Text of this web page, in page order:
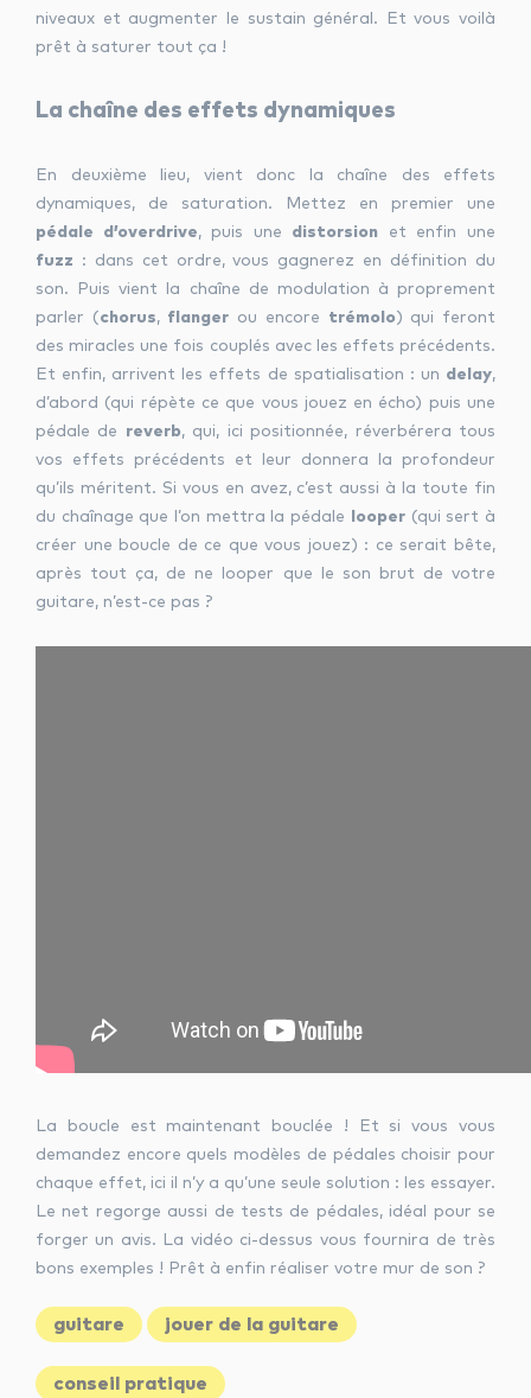
niveaux et augmenter le sustain général. Et vous voilà
prêt à saturer tout ça !
La chaîne des effets dynamiques
En deuxième lieu, vient donc la chaîne des effets
dynamiques, de saturation. Mettez en premier une
pédale d’overdrive, puis une distorsion et enfin une
fuzz : dans cet ordre, vous gagnerez en définition du
son. Puis vient la chaîne de modulation à proprement
parler (chorus, flanger ou encore trémolo) qui feront
des miracles une fois couplés avec les effets précédents.
Et enfin, arrivent les effets de spatialisation : un delay,
d’abord (qui répète ce que vous jouez en écho) puis une
pédale de reverb, qui, ici positionnée, réverbérera tous
vos effets précédents et leur donnera la profondeur
qu’ils méritent. Si vous en avez, c’est aussi à la toute fin
du chaînage que l’on mettra la pédale
looper(qui sert à
créer une boucle de ce que vous jouez) : ce serait bête,
après tout ça, de ne looper que le son brut de votre
guitare, n’est-ce pas ?
La boucle est maintenant bouclée ! Et si vous vous
demandez encore quels modèles de pédales choisir pour
chaque effet, ici il n’y a qu’une seule solution : les essayer.
Le net regorge aussi de tests de pédales, idéal pour se
forger un avis. La vidéo ci-dessus vous fournira de très
bons exemples ! Prêt à enfin réaliser votre mur de son ?
guitare jouer de la guitare
conseil pratique